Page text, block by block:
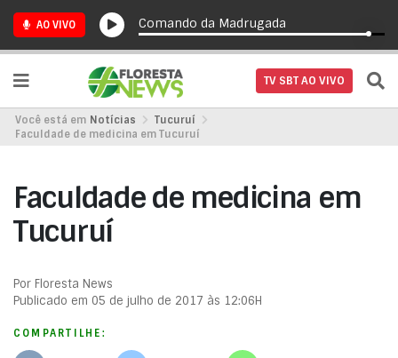
AO VIVO Comando da Madrugada
TV SBT AO VIVO
Você está em Notícias
Tucuruí
Faculdade de medicina em Tucuruí
Faculdade de medicina em
Tucuruí
Por Floresta News
Publicado em 05 de julho de 2017 às 12:06H
COMPARTILHE: